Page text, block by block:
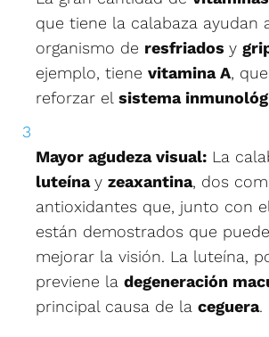
que tiene la calabaza ayudan
organismo de resfriados y
ejemplo, tiene vitamina A,
reforzar el sistema
Mayor agudeza visual: La
luteínay zeaxantina, dos
antioxidantes que, junto con el
están demostrados que
mejorar la visión. La luteína,
previene la degeneración
principal causa de la ceguera.